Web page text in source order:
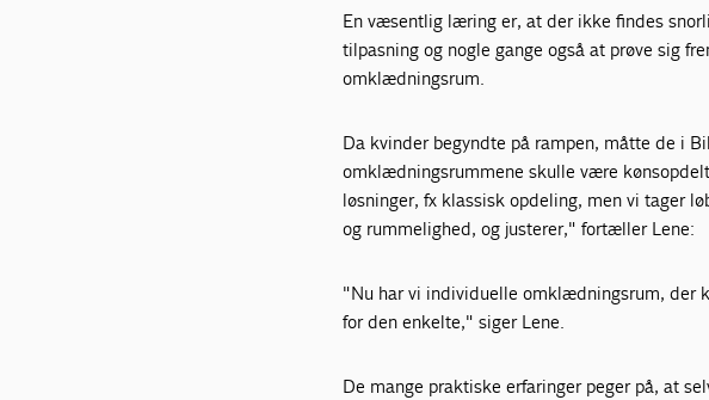
En væsentlig læring er, at der ikke findes
tilpasning og nogle gange også at prøve sig
omklædningsrum.
Da kvinder begyndte på rampen, måtte de i
omklædningsrummene skulle være
løsninger, fx klassisk opdeling, men vi tager
og rummelighed, og justerer," fortæller Lene:
"Nu har vi individuelle omklædningsrum, der
for den enkelte," siger Lene.
De mange praktiske erfaringer peger på, at